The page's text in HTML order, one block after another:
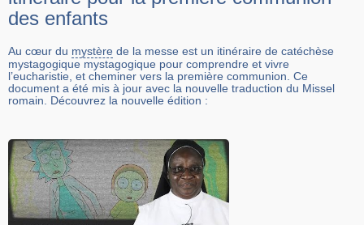
des enfants
Au cœur du mystère de la messe est un itinéraire de catéchèse
mystagogique mystagogique pour comprendre et vivre
l’eucharistie, et cheminer vers la première communion. Ce
document a été mis à jour avec la nouvelle traduction du Missel
romain. Découvrez la nouvelle édition :